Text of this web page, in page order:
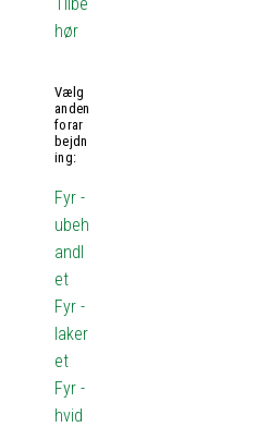
hør
Vælg
anden
forar
bejdn
ing:
Fyr -
ubeh
andl
et
Fyr -
laker
et
Fyr -
hvid